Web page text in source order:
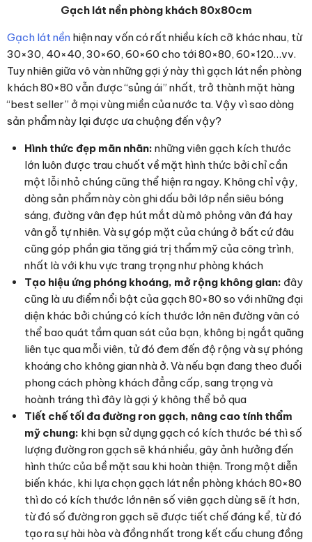
Gạch lát nền phòng khách 80x80cm
Gạch lát nền hiện nay vốn có rất nhiều kích cỡ khác nhau, từ
30×30, 40×40, 30×60, 60×60 cho tới 80×80, 60×120…vv.
Tuy nhiên giữa vô vàn những gợi ý này thì gạch lát nền phòng
khách 80×80 vẫn được “sủng ái” nhất, trở thành mặt hàng
“best seller” ở mọi vùng miền của nước ta. Vậy vì sao dòng
sản phẩm này lại được ưa chuộng đến vậy?
Hình thức đẹp mãn nhãn: những viên gạch kích thước
lớn luôn được trau chuốt về mặt hình thức bởi chỉ cần
một lỗi nhỏ chúng cũng thể hiện ra ngay. Không chỉ vậy,
dòng sản phẩm này còn ghi dấu bởi lớp nền siêu bóng
sáng, đường vân đẹp hút mắt dù mô phỏng vân đá hay
vân gỗ tự nhiên. Và sự góp mặt của chúng ở bất cứ đâu
cũng góp phần gia tăng giá trị thẩm mỹ của công trình,
nhất là với khu vực trang trọng như phòng khách
Tạo hiệu ứng phóng khoáng, mở rộng không gian: đây
cũng là ưu điểm nổi bật của gạch 80×80 so với những đại
diện khác bởi chúng có kích thước lớn nên đường vân có
thể bao quát tầm quan sát của bạn, không bị ngắt quãng
liên tục qua mỗi viên, tử đó đem đến độ rộng và sự phóng
khoáng cho không gian nhà ở. Và nếu bạn đang theo đuổi
phong cách phòng khách đẳng cấp, sang trọng và
hoành tráng thì đây là gợi ý không thể bỏ qua
Tiết chế tối đa đường ron gạch, nâng cao tính thẩm
mỹ chung: khi bạn sử dụng gạch có kích thước bé thì số
lượng đường ron gạch sẽ khá nhiều, gây ảnh hưởng đến
hình thức của bề mặt sau khi hoàn thiện. Trong một diễn
biến khác, khi lựa chọn gạch lát nền phòng khách 80×80
thì do có kích thước lớn nên số viên gạch dùng sẽ ít hơn,
từ đó số đường ron gạch sẽ được tiết chế đáng kể, từ đó
tạo ra sự hài hòa và đồng nhất trong kết cấu chung đồng